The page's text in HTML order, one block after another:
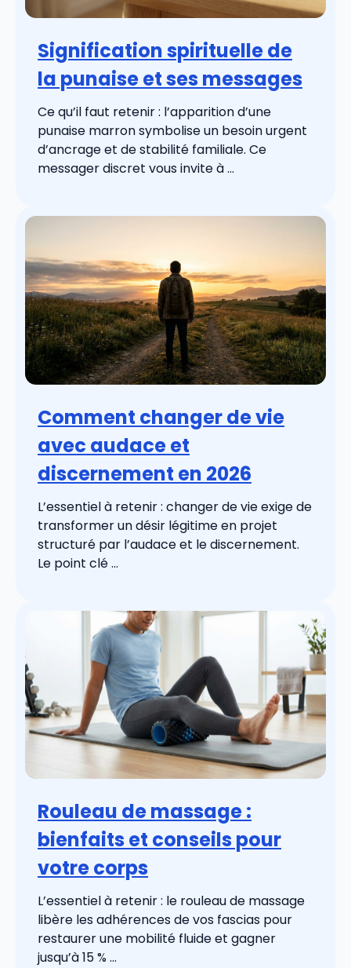
Signification spirituelle de
la punaise et ses messages
Ce qu’il faut retenir : l’apparition d’une
punaise marron symbolise un besoin urgent
d’ancrage et de stabilité familiale. Ce
messager discret vous invite à ...
Comment changer de vie
avec audace et
discernement en 2026
L’essentiel à retenir : changer de vie exige de
transformer un désir légitime en projet
structuré par l’audace et le discernement.
Le point clé ...
Rouleau de massage :
bienfaits et conseils pour
votre corps
L’essentiel à retenir : le rouleau de massage
libère les adhérences de vos fascias pour
restaurer une mobilité fluide et gagner
jusqu’à 15 % ...